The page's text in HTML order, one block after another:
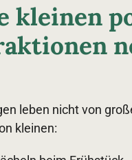
kleinen
leben nicht von
kleinen: